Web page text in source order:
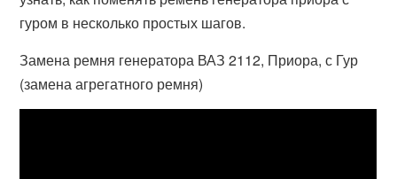
гуром в несколько простых шагов.
Замена ремня генератора ВАЗ 2112, Приора, с Гур
(замена агрегатного ремня)